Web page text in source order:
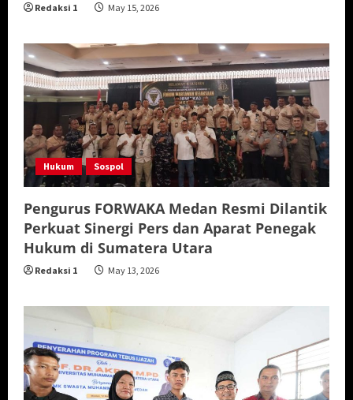
Redaksi 1 May 15, 2026
Hukum Sospol
Pengurus FORWAKA Medan Resmi Dilantik
Perkuat Sinergi Pers dan Aparat Penegak
Hukum di Sumatera Utara
Redaksi 1 May 13, 2026